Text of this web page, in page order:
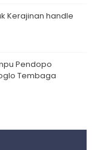
Kerajinan handle
Pendopo
Tembaga